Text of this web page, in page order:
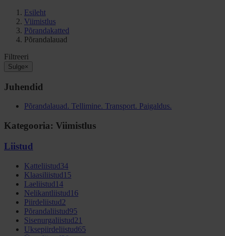
Esileht
Viimistlus
Põrandakatted
Põrandalauad
Filtreeri
Sulge×
Juhendid
Põrandalauad. Tellimine. Transport. Paigaldus.
Kategooria: Viimistlus
Liistud
Katteliistud34
Klaasiliistud15
Laeliistud14
Nelikantliistud16
Piirdeliistud2
Põrandaliistud95
Sisenurgaliistud21
Uksepiirdeliistud65